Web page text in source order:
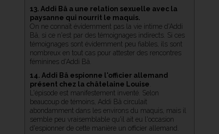
13. Addi Bâ a une relation sexuelle avec la
paysanne qui nourrit le maquis.
On ne connaît évidemment pas la vie intime d'Addi
Bâ, si ce n'est par des témoignages indirects. Si ces
témoignages sont évidemment peu fiables, ils sont
nombreux en tout cas pour attester des rencontres
féminines d'Addi Bâ.
14. Addi Bâ espionne l'officier allemand
présent chez la châtelaine Louise
L'épisode est manifestement inventé. Selon
beaucoup de témoins, Addi Bâ circulait
abondamment dans les environs du maquis, mais il
semble peu vraisemblable qu'il ait eu l'occasion
d'espionner de cette manière un officier allemand.